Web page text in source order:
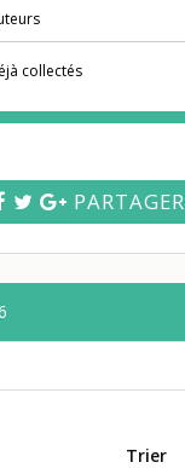
collectés
PARTAGER
Trier